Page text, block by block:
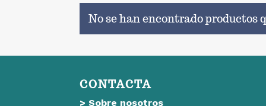
No se han encontrado productos
CONTACTA
>Sobre nosotros